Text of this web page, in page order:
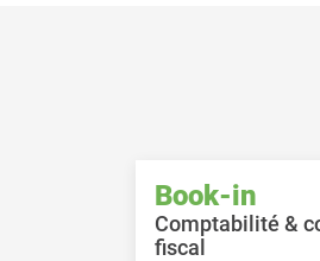
Book-in
Comptabilité &
fiscal